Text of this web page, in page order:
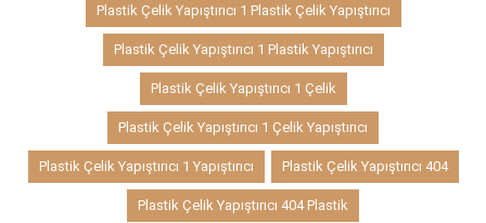
Plastik Çelik Yapıştırıcı 1 Plastik Çelik Yapıştırıcı
Plastik Çelik Yapıştırıcı 1 Plastik Yapıştırıcı
Plastik Çelik Yapıştırıcı 1 Çelik
Plastik Çelik Yapıştırıcı 1 Çelik Yapıştırıcı
Plastik Çelik Yapıştırıcı 1 Yapıştırıcı Plastik Çelik Yapıştırıcı 404
Plastik Çelik Yapıştırıcı 404 Plastik